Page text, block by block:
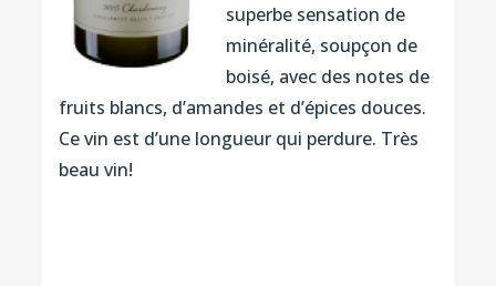
superbe sensation de
minéralité, soupçon de
boisé, avec des notes de
fruits blancs, d’amandes et d’épices douces.
Ce vin est d’une longueur qui perdure. Très
beau vin!